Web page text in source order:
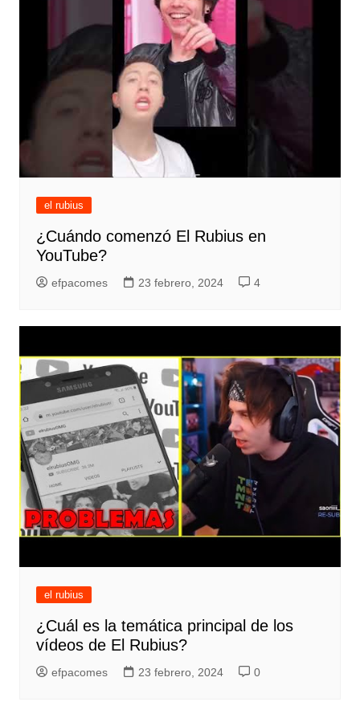
el rubius
¿Cuándo comenzó El Rubius en
YouTube?
efpacomes 23 febrero, 2024 4
el rubius
¿Cuál es la temática principal de los
vídeos de El Rubius?
efpacomes 23 febrero, 2024 0